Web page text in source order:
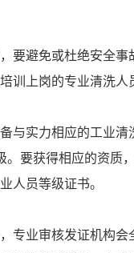
要避免或杜绝安全
训上岗的专业清洗
与实力相应的工业
。要获得相应的资质
人员等级证书。
专业审核发证机构